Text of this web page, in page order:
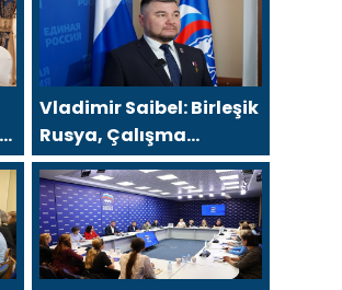
Vladimir Saibel: Birleşik
Rusya, Çalışma
Bakanlığı’nın eski SVO
katılımcılarının sosyal
sözleşme edinme
sürecini basitleştirme
kararını destekliyor